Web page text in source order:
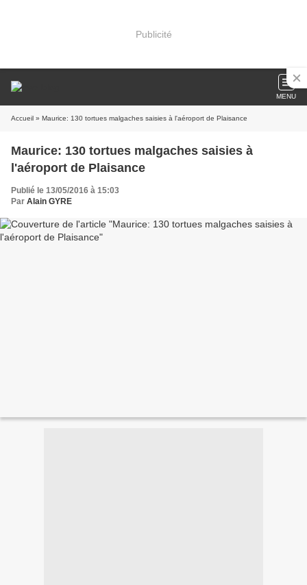
Publicité
MENU
Accueil » Maurice: 130 tortues malgaches saisies à l'aéroport de Plaisance
Maurice: 130 tortues malgaches saisies à
l'aéroport de Plaisance
Publié le 13/05/2016 à 15:03
Par Alain GYRE